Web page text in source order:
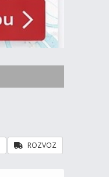
ROZVOZ